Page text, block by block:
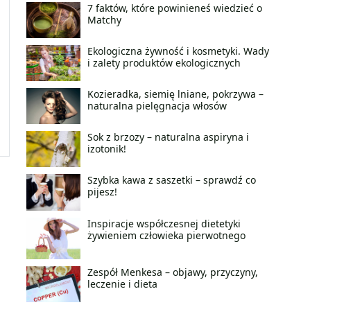
7 faktów, które powinieneś wiedzieć o
Matchy
Ekologiczna żywność i kosmetyki. Wady
i zalety produktów ekologicznych
Kozieradka, siemię lniane, pokrzywa –
naturalna pielęgnacja włosów
Sok z brzozy – naturalna aspiryna i
izotonik!
Szybka kawa z saszetki – sprawdź co
pijesz!
Inspiracje współczesnej dietetyki
żywieniem człowieka pierwotnego
Zespół Menkesa – objawy, przyczyny,
leczenie i dieta